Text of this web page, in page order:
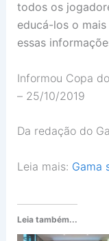
todos os
educá-los o
essas
Informou Copa
– 25/10/2019
Da redação do
Leia mais: Gama
Leia também...